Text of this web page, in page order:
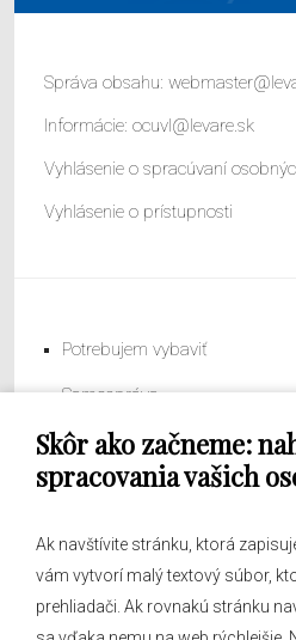
Skôr ako začneme:
spracovania vašich
Ak navštívite stránku, ktorá
vám vytvorí malý textový súbor,
prehliadači. Ak rovnakú stránku
Správa obsahu:
Informácie: ocuvl@levare.sk
Vyhlásenie o spracúvaní
Vyhlásenie o prístupnosti
Potrebujem vybaviť
Samospráva
Obecný úrad
O obci